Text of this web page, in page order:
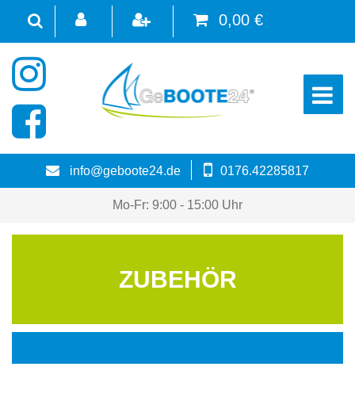
0,00 €
☰
info@geboote24.de 0176.42285817
Mo-Fr: 9:00 - 15:00 Uhr
ZUBEHÖR